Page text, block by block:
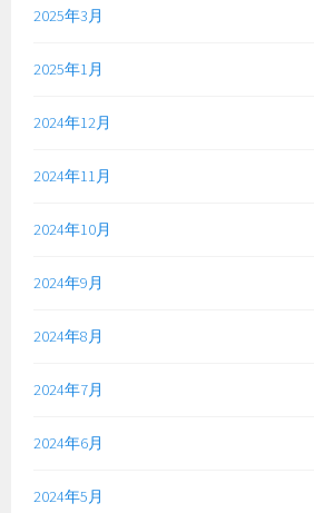
2025年3月
2025年1月
2024年12月
2024年11月
2024年10月
2024年9月
2024年8月
2024年7月
2024年6月
2024年5月